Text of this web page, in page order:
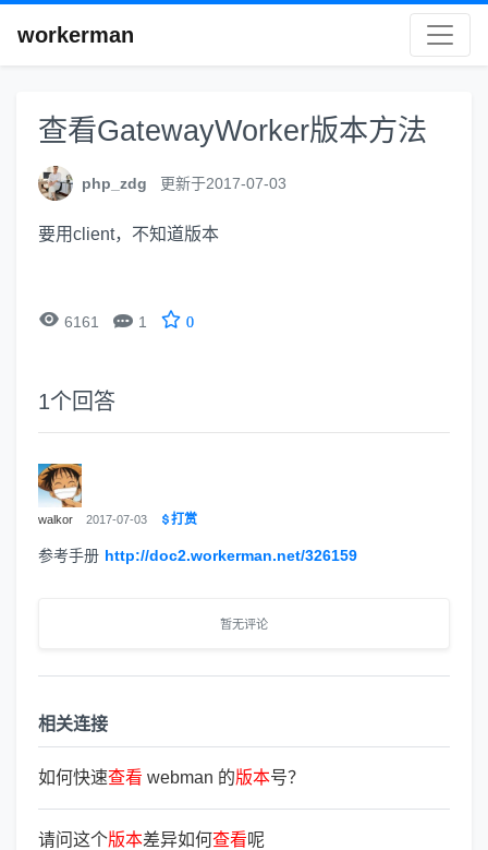
workerman
查看GatewayWorker版本方法
php_zdg 更新于2017-07-03
要用client，不知道版本
 6161  1 0
1个回答
walkor 2017-07-03 打赏
参考手册 http://doc2.workerman.net/326159
暂无评论
相关连接
如何快速查看 webman 的版本号？
请问这个版本差异如何查看呢